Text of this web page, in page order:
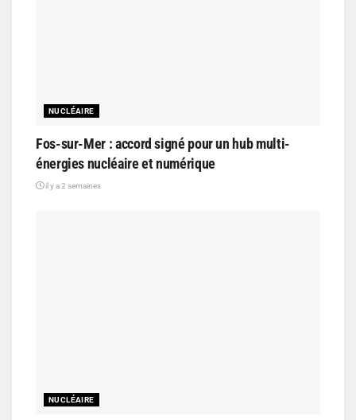
NUCLÉAIRE
Fos-sur-Mer : accord signé pour un hub multi-
énergies nucléaire et numérique
il y a 2 semaines
NUCLÉAIRE